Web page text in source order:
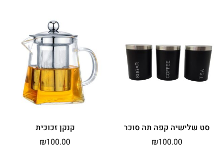
סט שלישיה קפה תה סוכר
₪100.00
קנקן זכוכית
₪100.00